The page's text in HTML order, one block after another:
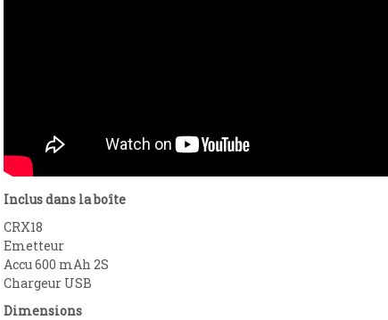
Inclus dans la boîte
CRX18
Emetteur
Accu 600 mAh 2S
Chargeur USB
Dimensions